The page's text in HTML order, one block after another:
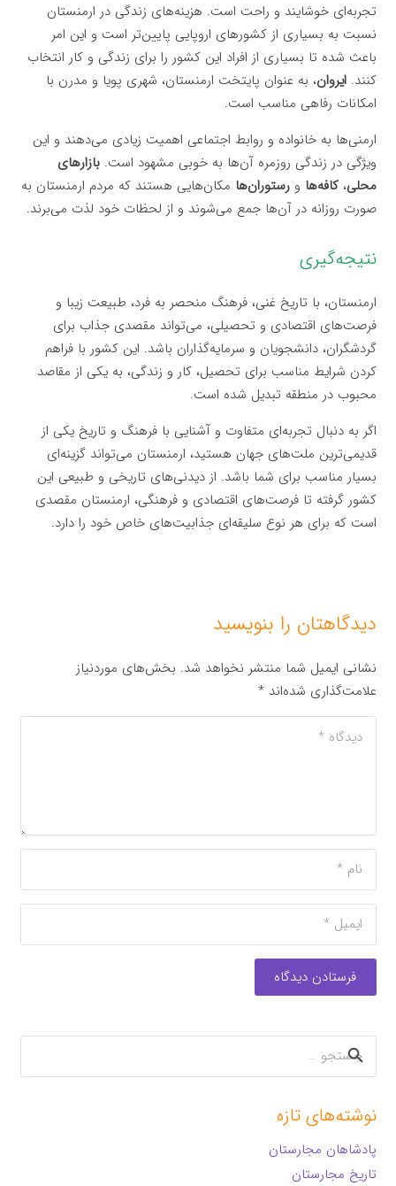
تجربه‌ای خوشایند و راحت است. هزینه‌های زندگی در ارمنستان
نسبت به بسیاری از کشورهای اروپایی پایین‌تر است و این امر
باعث شده تا بسیاری از افراد این کشور را برای زندگی و کار انتخاب
کنند.ایروان، به عنوان پایتخت ارمنستان، شهری پویا و مدرن با
امکانات رفاهی مناسب است.
ارمنی‌ها به خانواده و روابط اجتماعی اهمیت زیادی می‌دهند و این
ویژگی در زندگی روزمره آن‌ها به خوبی مشهود است.بازارهای
محلی،کافه‌ها ورستوران‌ها مکان‌هایی هستند که مردم ارمنستان به
صورت روزانه در آن‌ها جمع می‌شوند و از لحظات خود لذت می‌برند.
نتیجه‌گیری
ارمنستان، با تاریخ غنی، فرهنگ منحصر به فرد، طبیعت زیبا و
فرصت‌های اقتصادی و تحصیلی، می‌تواند مقصدی جذاب برای
گردشگران، دانشجویان و سرمایه‌گذاران باشد. این کشور با فراهم
کردن شرایط مناسب برای تحصیل، کار و زندگی، به یکی از مقاصد
محبوب در منطقه تبدیل شده است.
اگر به دنبال تجربه‌ای متفاوت و آشنایی با فرهنگ و تاریخ یکی از
قدیمی‌ترین ملت‌های جهان هستید، ارمنستان می‌تواند گزینه‌ای
بسیار مناسب برای شما باشد. از دیدنی‌های تاریخی و طبیعی این
کشور گرفته تا فرصت‌های اقتصادی و فرهنگی، ارمنستان مقصدی
است که برای هر نوع سلیقه‌ای جذابیت‌های خاص خود را دارد.
دیدگاهتان را بنویسید
نشانی ایمیل شما منتشر نخواهد شد. بخش‌های موردنیاز
علامت‌گذاری شده‌اند*
فرستادن دیدگاه
جستجو
برای:
نوشته‌های تازه
پادشاهان مجارستان
تاریخ مجارستان